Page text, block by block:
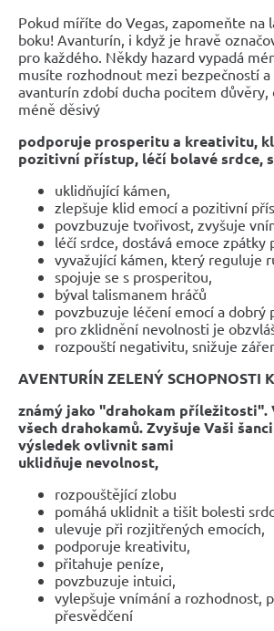
Pokud míříte do Vegas, zapomeňte
boku! Avanturín, i když je hravě
pro každého. Někdy hazard vypadá
musíte rozhodnout mezi bezpečností
avanturín zdobí ducha pocitem
méně děsivý
podporuje prosperitu a kreativitu,
pozitivní přístup, léčí bolavé srdce,
uklidňující kámen,
zlepšuje klid emocí a pozitivní
povzbuzuje tvořivost, zvyšuje
léčí srdce, dostává emoce zpátky
vyvažující kámen, který reguluje
spojuje se s prosperitou,
býval talismanem hráčů
povzbuzuje léčení emocí a
pro zklidnění nevolnosti je
rozpouští negativitu, snižuje
AVENTURÍN ZELENÝ SCHOPNOSTI
známý jako "drahokam příležitosti".
všech drahokamů. Zvyšuje Vaši
výsledek ovlivnit sami
uklidňuje nevolnost,
rozpouštějící zlobu
pomáhá uklidnit a tišit bolesti
ulevuje při rozjitřených emocích,
podporuje kreativitu,
přitahuje peníze,
povzbuzuje intuici,
vylepšuje vnímání a rozhodnost,
přesvědčení